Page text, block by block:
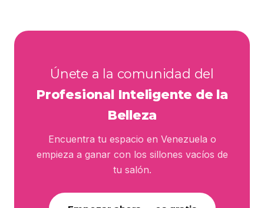
Únete a la comunidad del
Profesional Inteligente de la
Belleza
Encuentra tu espacio en Venezuela o
empieza a ganar con los sillones vacíos de
tu salón.